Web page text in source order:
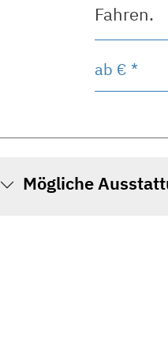
Fahren.
ab € *
Mögliche